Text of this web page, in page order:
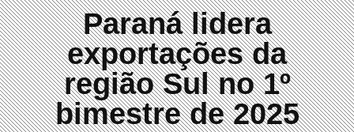
Paraná lidera
exportações da
região Sul no 1º
bimestre de 2025